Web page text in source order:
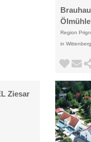
Region
in
Ziesar